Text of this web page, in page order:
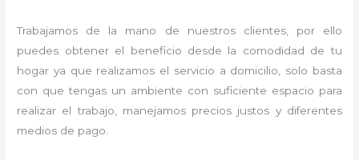
Trabajamos de la mano de nuestros clientes, por ello
puedes obtener el beneficio desde la comodidad de tu
hogar ya que realizamos el servicio a domicilio, solo basta
con que tengas un ambiente con suficiente espacio para
realizar el trabajo, manejamos precios justos y diferentes
medios de pago.